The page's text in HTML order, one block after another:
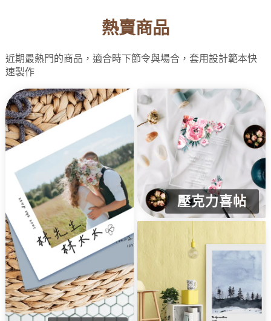
熱賣商品
近期最熱門的商品，適合時下節令與場合，套用設計範本快
速製作
壓克力喜帖